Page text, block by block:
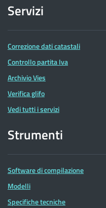
Servizi
Correzione dati catastali
Controllo partita Iva
Archivio Vies
Verifica glifo
Vedi tutti i servizi
Strumenti
Software di compilazione
Modelli
Specifiche tecniche